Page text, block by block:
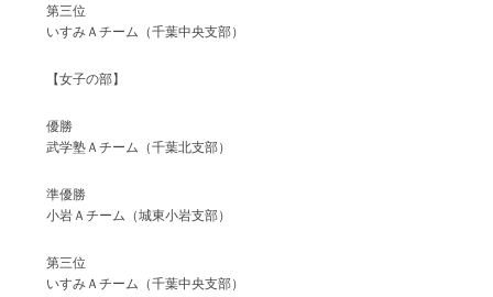
第三位
いすみＡチーム（千葉中央支部）
【女子の部】
優勝
武学塾Ａチーム（千葉北支部）
準優勝
小岩Ａチーム（城東小岩支部）
第三位
いすみＡチーム（千葉中央支部）